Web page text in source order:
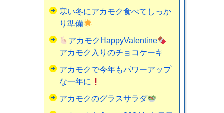
寒い冬にアカモク食べてしっか
り準備
アカモクHappyValentine
アカモク入りのチョコケーキ
アカモクで今年もパワーアップ
な一年に
アカモクのグラスサラダ